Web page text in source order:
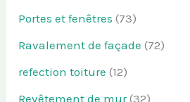
Portes et fenêtres (73)
Ravalement de façade (72)
refection toiture (12)
Revêtement de mur(32)